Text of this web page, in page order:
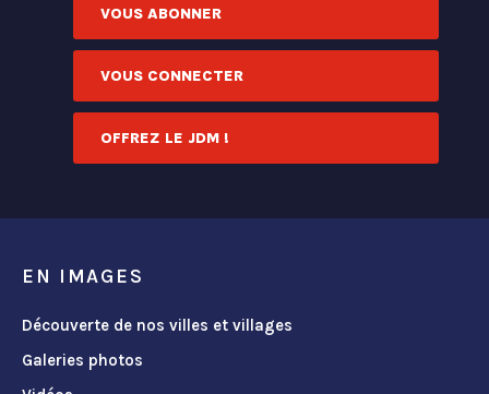
VOUS ABONNER
VOUS CONNECTER
OFFREZ LE JDM !
EN IMAGES
Découverte de nos villes et villages
Galeries photos